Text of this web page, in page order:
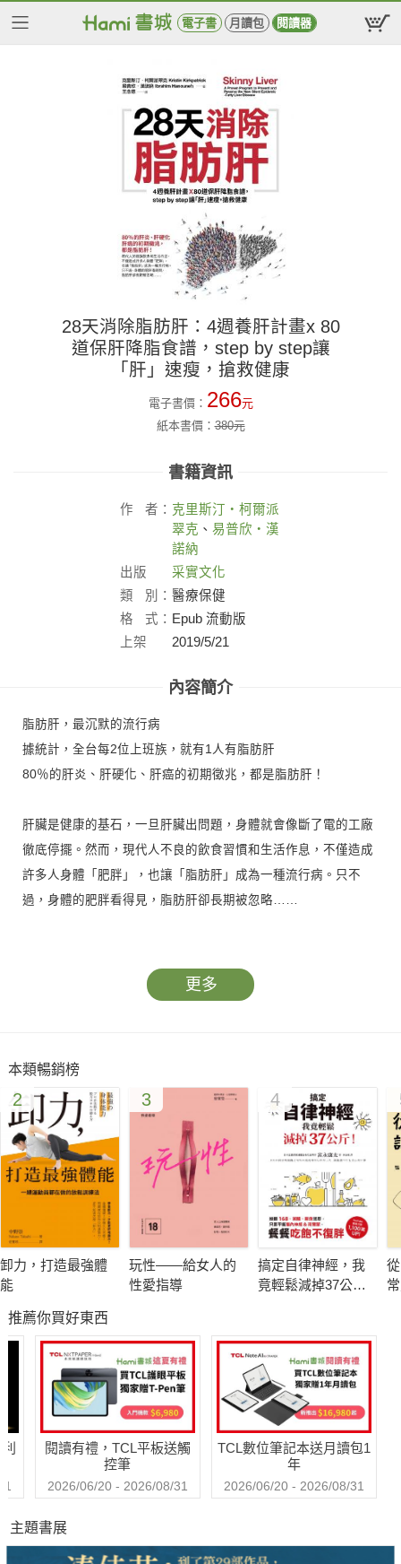
電子書 月讀包 閱讀器
28天消除脂肪肝：4週養肝計畫x 80
道保肝降脂食譜，step by step讓
「肝」速瘦，搶救健康
電子書價： 266元
紙本書價：380元
書籍資訊
作 者： 克里斯汀‧柯爾派
翠克 、 易普欣‧漢
諾納
出版
社：
采實文化
類
別： 醫療保健
格
式： Epub 流動版
上架
2019/5/21
內容簡介
脂肪肝，最沉默的流行病
據統計，全台每2位上班族，就有1人有脂肪肝
80％的肝炎、肝硬化、肝癌的初期徵兆，都是脂肪肝！
肝臟是健康的基石，一旦肝臟出問題，身體就會像斷了電的工廠
徹底停擺。然而，現代人不良的飲食習慣和生活作息，不僅造成
許多人身體「肥胖」，也讓「脂肪肝」成為一種流行病。只不
過，身體的肥胖看得見，脂肪肝卻長期被忽略……
顧名思義，脂肪肝就是肝臟「被浸泡在脂肪中」，只要肝臟中的
三酸甘油脂含量超過肝總重的5％以上，即為脂肪肝。
蒙，讓身體誤以為處在危險之中，不斷製造脂肪囤積在腹部以保
護身體；此外，高糖、高脂和精緻碳水化合物的錯誤飲食，造成
胰島素阻抗，使醣類代謝異常，進而被轉化為三酸甘油酯堆積在
肝臟；再加上缺乏運動，更會讓上述這些脂肪無處消耗，最終引
發脂肪肝的危機。
■ 脂肪肝，是所有肝病的初期徵兆
脂肪肝不像肥胖這麼單純，只是肚子大大、不美觀而已，長時間
浸泡在脂肪中的肝臟，會讓肝臟不斷受到氧化壓力和發炎傷害，
因此，想像一下這個可怕的連鎖反應：若放任脂肪肝不處理，首
先會引發的危機是肝炎，而長時間的發炎會使肝臟布滿疤痕組
織，進一步導致肝纖維化、肝硬化，甚至肝癌。
然而，脂肪肝也不是一輛走向死亡的失速列車，反倒是救命的警
鈴，因為只要在脂肪肝還沒有惡化成肝炎之前，就被妥善消除，
90％的脂肪肝患者都能重拾健康的肝臟。
■ 治療脂肪肝沒有特效藥，就像減肥沒有減肥藥一樣
目前尚無任何有效治療脂肪肝的藥物，就算有所謂的消脂藥，也
只能控制了一時，無法控制一輩子。因為若不能截斷脂肪的製造
更多
本類暢銷榜
2
卸力，打造最強體
能
3
玩性――給女人的
性愛指導
4
搞定自律神經，我
竟輕鬆減掉37公
要平衡腦內神經&荷
爾蒙，餐餐吃飽不
復胖
推薦你買好東西
閱讀有禮，TCL平板送觸
控筆
2026/06/20 - 2026/08/31
TCL數位筆記本送月讀包1
年
2026/06/20 - 2026/08/31
主題書展